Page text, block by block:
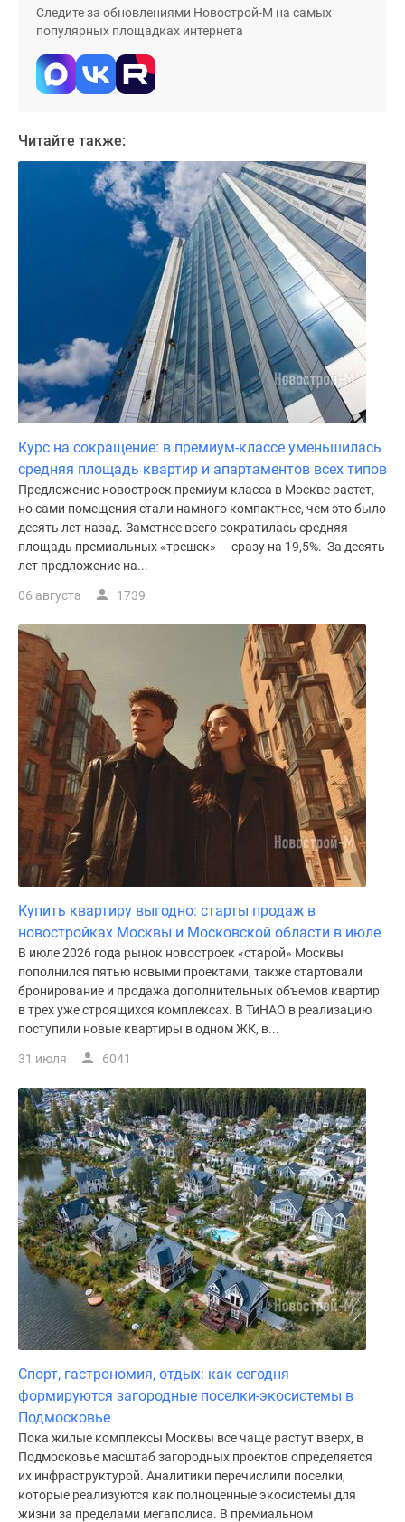
Следите за обновлениями Новострой-М на самых
популярных площадках интернета
Читайте также:
Курс на сокращение: в премиум-классе уменьшилась
средняя площадь квартир и апартаментов всех типов
Предложение новостроек премиум-класса в Москве растет,
но сами помещения стали намного компактнее, чем это было
десять лет назад. Заметнее всего сократилась средняя
площадь премиальных «трешек» — сразу на 19,5%. За десять
лет предложение на...
06 августа 1739
Купить квартиру выгодно: старты продаж в
новостройках Москвы и Московской области в июле
В июле 2026 года рынок новостроек «старой» Москвы
пополнился пятью новыми проектами, также стартовали
бронирование и продажа дополнительных объемов квартир
в трех уже строящихся комплексах. В ТиНАО в реализацию
поступили новые квартиры в одном ЖК, в...
31 июля 6041
Спорт, гастрономия, отдых: как сегодня
формируются загородные поселки-экосистемы в
Подмосковье
Пока жилые комплексы Москвы все чаще растут вверх, в
Подмосковье масштаб загородных проектов определяется
их инфраструктурой. Аналитики перечислили поселки,
которые реализуются как полноценные экосистемы для
жизни за пределами мегаполиса. В премиальном